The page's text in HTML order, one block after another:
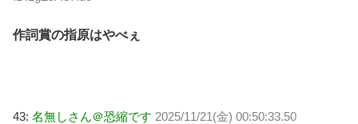
作詞賞の指原はやべぇ
43: 名無しさん＠恐縮です 2025/11/21(金) 00:50:33.50